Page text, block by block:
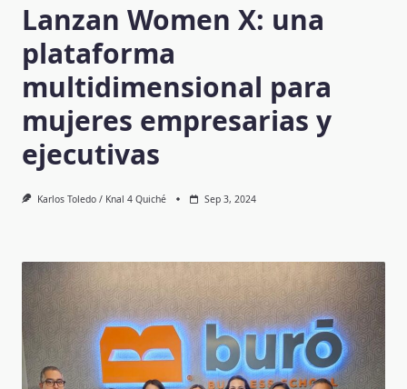
Lanzan Women X: una
plataforma
multidimensional para
mujeres empresarias y
ejecutivas
Karlos Toledo / Knal 4 Quiché Sep 3, 2024